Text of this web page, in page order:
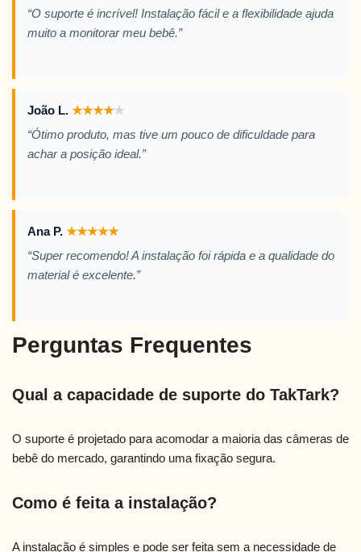
“O suporte é incrível! Instalação fácil e a flexibilidade ajuda
muito a monitorar meu bebê.”
João L. ★★★★★
“Ótimo produto, mas tive um pouco de dificuldade para
achar a posição ideal.”
Ana P. ★★★★★
“Super recomendo! A instalação foi rápida e a qualidade do
material é excelente.”
Perguntas Frequentes
Qual a capacidade de suporte do TakTark?
O suporte é projetado para acomodar a maioria das câmeras de
bebê do mercado, garantindo uma fixação segura.
Como é feita a instalação?
A instalação é simples e pode ser feita sem a necessidade de